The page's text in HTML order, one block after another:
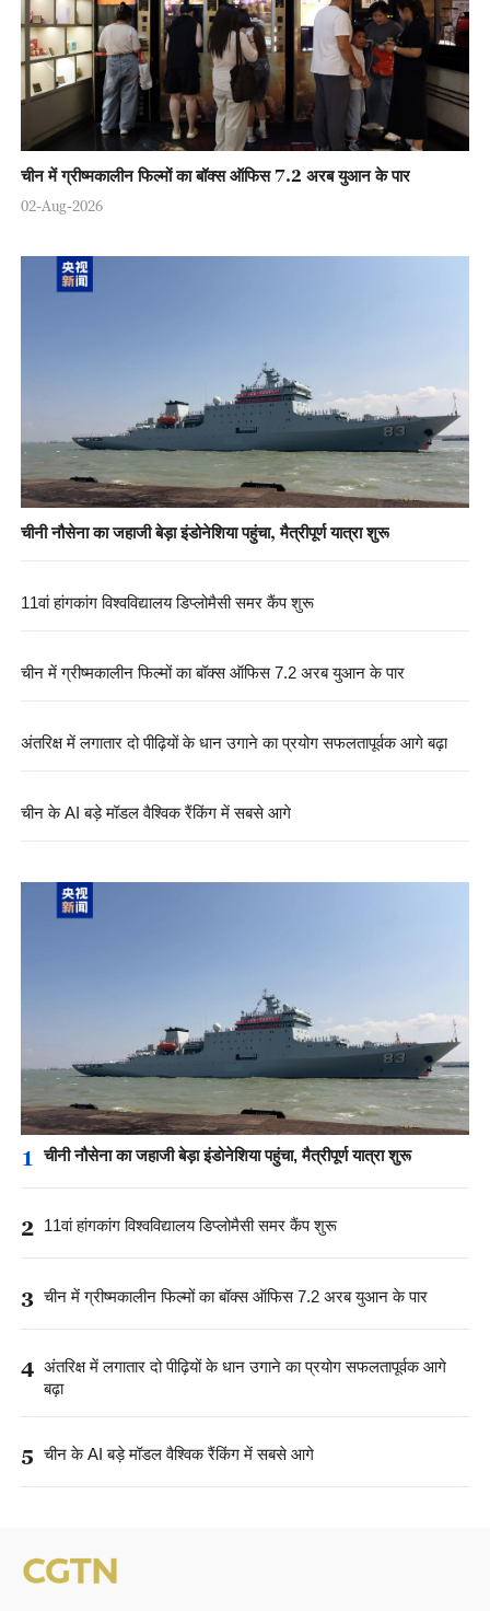
चीन में ग्रीष्मकालीन फिल्मों का बॉक्स ऑफिस 7.2 अरब युआन के पार
02-Aug-2026
चीनी नौसेना का जहाजी बेड़ा इंडोनेशिया पहुंचा, मैत्रीपूर्ण यात्रा शुरू
11वां हांगकांग विश्वविद्यालय डिप्लोमैसी समर कैंप शुरू
चीन में ग्रीष्मकालीन फिल्मों का बॉक्स ऑफिस 7.2 अरब युआन के पार
अंतरिक्ष में लगातार दो पीढ़ियों के धान उगाने का प्रयोग सफलतापूर्वक आगे बढ़ा
चीन के AI बड़े मॉडल वैश्विक रैंकिंग में सबसे आगे
1 चीनी नौसेना का जहाजी बेड़ा इंडोनेशिया पहुंचा, मैत्रीपूर्ण यात्रा शुरू
2 11वां हांगकांग विश्वविद्यालय डिप्लोमैसी समर कैंप शुरू
3 चीन में ग्रीष्मकालीन फिल्मों का बॉक्स ऑफिस 7.2 अरब युआन के पार
4 अंतरिक्ष में लगातार दो पीढ़ियों के धान उगाने का प्रयोग सफलतापूर्वक आगे
बढ़ा
5 चीन के AI बड़े मॉडल वैश्विक रैंकिंग में सबसे आगे